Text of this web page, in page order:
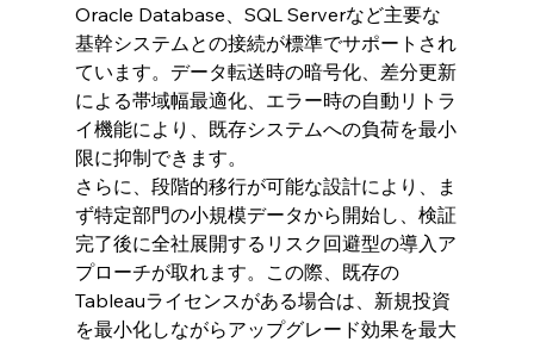
Oracle Database、SQL Serverなど主要な
基幹システムとの接続が標準でサポートされ
ています。データ転送時の暗号化、差分更新
による帯域幅最適化、エラー時の自動リトラ
イ機能により、既存システムへの負荷を最小
限に抑制できます。
さらに、段階的移行が可能な設計により、ま
ず特定部門の小規模データから開始し、検証
完了後に全社展開するリスク回避型の導入ア
プローチが取れます。この際、既存の
Tableauライセンスがある場合は、新規投資
を最小化しながらアップグレード効果を最大